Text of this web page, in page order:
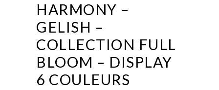
HARMONY –
GELISH –
COLLECTION FULL
BLOOM – DISPLAY
6 COULEURS